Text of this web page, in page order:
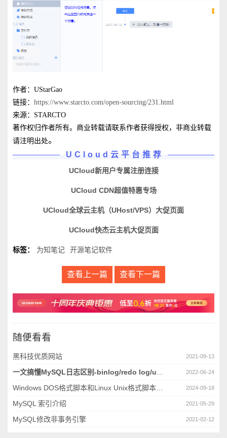
作者：UStarGao
链接： https://www.starcto.com/open-sourcing/231.html
来源：STARCTO
著作权归作者所有。商业转载请联系作者获得授权，非商业转载
请注明出处。
UCloud云平台推荐
UCloud新用户专属注册连接
UCloud CDN超值特惠专场
UCloud全球云主机（UHost/VPS）大促页面
UCloud快杰云主机大促页面
标签： 为知笔记 开源笔记软件
查看上一篇 查看下一篇
随便看看
2021-09-13
黑科技优质网站
2022-06-24
2024-09-18
2021-05-29
MySQL 索引介绍
2021-02-12
MySQL修改非事务引擎